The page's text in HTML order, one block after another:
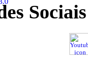
Sociais